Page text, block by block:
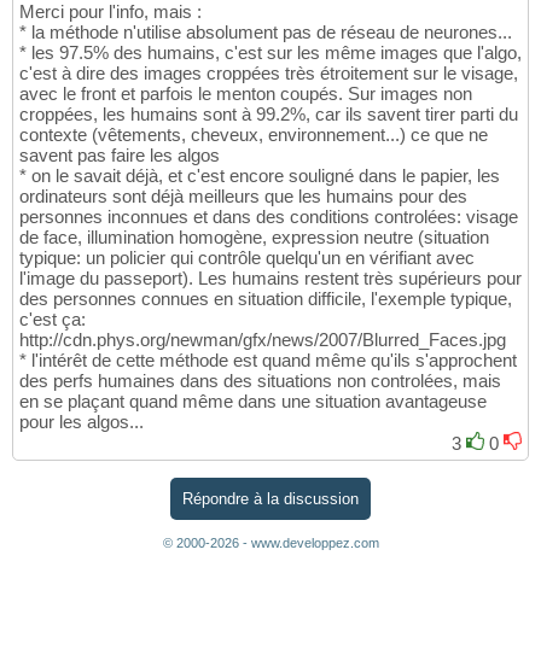
Merci pour l'info, mais :
* la méthode n'utilise absolument pas de réseau de neurones...
* les 97.5% des humains, c'est sur les même images que l'algo,
c'est à dire des images croppées très étroitement sur le visage,
avec le front et parfois le menton coupés. Sur images non
croppées, les humains sont à 99.2%, car ils savent tirer parti du
contexte (vêtements, cheveux, environnement...) ce que ne
savent pas faire les algos
* on le savait déjà, et c'est encore souligné dans le papier, les
ordinateurs sont déjà meilleurs que les humains pour des
personnes inconnues et dans des conditions controlées: visage
de face, illumination homogène, expression neutre (situation
typique: un policier qui contrôle quelqu'un en vérifiant avec
l'image du passeport). Les humains restent très supérieurs pour
des personnes connues en situation difficile, l'exemple typique,
c'est ça:
http://cdn.phys.org/newman/gfx/news/2007/Blurred_Faces.jpg
* l'intérêt de cette méthode est quand même qu'ils s'approchent
des perfs humaines dans des situations non controlées, mais
en se plaçant quand même dans une situation avantageuse
pour les algos...
3
0
Répondre à la discussion
© 2000-2026 - www.developpez.com